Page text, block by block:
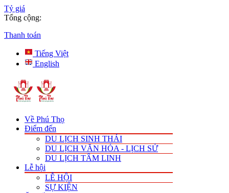
Tỷ giá
Tổng cộng:
Thanh toán
Tiếng Việt
English
Về Phú Thọ
Điểm đến
DU LỊCH SINH THÁI
DU LỊCH VĂN HÓA - LỊCH SỬ
DU LỊCH TÂM LINH
Lễ hội
LỄ HỘI
SỰ KIỆN